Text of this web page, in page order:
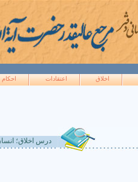
اخلاق اعتقادات احکام
درس اخلاق؛